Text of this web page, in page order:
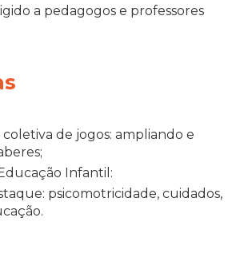
a pedagogos e professores
de jogos: ampliando e
Infantil:
psicomotricidade, cuidados,